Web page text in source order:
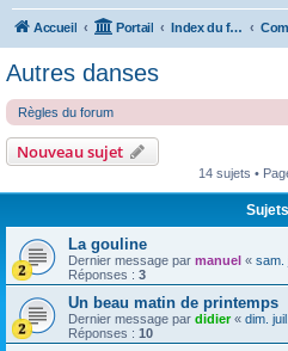
Accueil Portail Index du forum
Autres danses
Règles du forum
Nouveau sujet
14 sujets •
Sujets
La gouline
Dernier message par manuel « sam.
Réponses : 3
Un beau matin de printemps
Dernier message par didier« dim.
Réponses : 10